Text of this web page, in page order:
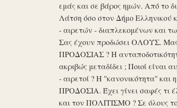
εμάς και σε βάρος ημών. Από το
Λάτση όσο στον Δήμο Ελληνικού
- αιρετών - διαπλεκομένων και
Σας έχουν προδώσει ΟΛΟΥΣ.
ΠΡΟΔΟΣΙΑΣ ? Η
ακριβώς μεταδίδει ; Ποιοί είναι
- αιρετοί ? Η ''κανονικότητα''
ΠΡΟΔΟΣΙΑ. Έχει γίνει σαφές τι
και τον ΠΟΛΙΤΙΣΜΟ ? Σε όλους